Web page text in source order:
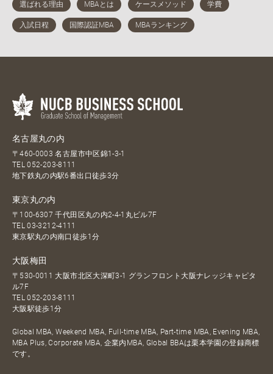
名古屋丸の内
〒460-0003 名古屋市中区錦1-3-1
TEL052-203-8111
地下鉄丸の内駅6番出口徒歩3分
東京丸の内
〒100-6307 千代田区丸の内2-4-1丸ビル7F
TEL03-3212-4111
東京駅丸の内南口徒歩1分
大阪梅田
〒530-0011 大阪市北区大深町3-1 グランフロント大阪ナレッジキャピタ
ル7F
TEL052-203-8111
大阪駅徒歩1分
Global MBA, Weekend MBA, Full-time MBA, Part-time MBA, Evening MBA,
MBA Plus, Corporate MBA, 企業内MBA, Global BBAは栗本学園の登録商標
です。